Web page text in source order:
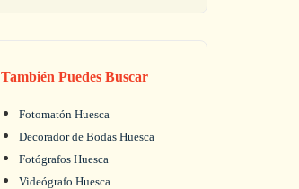
También Puedes Buscar
Fotomatón Huesca
Decorador de Bodas Huesca
Fotógrafos Huesca
Videógrafo Huesca